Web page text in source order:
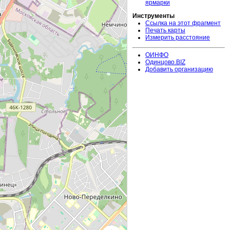
ярмарки
Инструменты
Ссылка на этот фрагмент
Печать карты
Измерить расстояние
ОИНФО
Одинцово.BIZ
Добавить организацию